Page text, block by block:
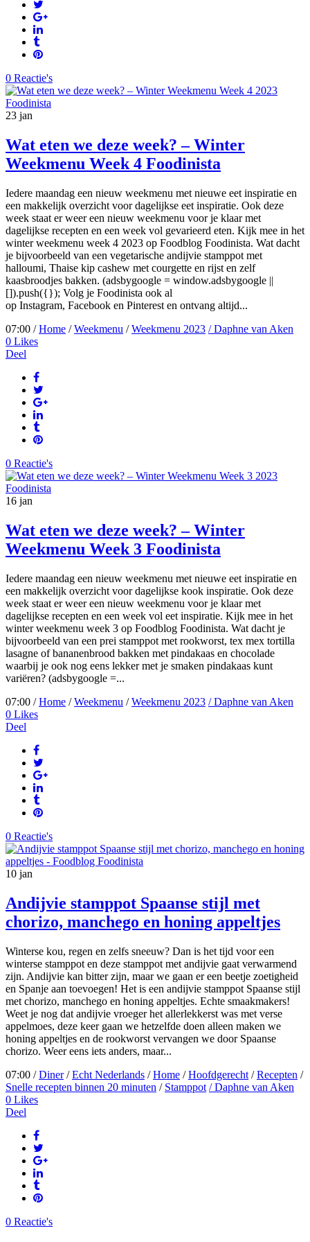
0 Reactie's
23 jan
Wat eten we deze week? – Winter
Weekmenu Week 4 Foodinista
Iedere maandag een nieuw weekmenu met nieuwe eet inspiratie en
een makkelijk overzicht voor dagelijkse eet inspiratie. Ook deze
week staat er weer een nieuw weekmenu voor je klaar met
dagelijkse recepten en een week vol gevarieerd eten. Kijk mee in het
winter weekmenu week 4 2023 op Foodblog Foodinista. Wat dacht
je bijvoorbeeld van een vegetarische andijvie stamppot met
halloumi, Thaise kip cashew met courgette en rijst en zelf
kaasbroodjes bakken. (adsbygoogle = window.adsbygoogle ||
[]).push({}); Volg je Foodinista ook al
op Instagram, Facebook en Pinterest en ontvang altijd...
07:00 /Home /Weekmenu /Weekmenu 2023 / Daphne van Aken
0 Likes
Deel
0 Reactie's
16 jan
Wat eten we deze week? – Winter
Weekmenu Week 3 Foodinista
Iedere maandag een nieuw weekmenu met nieuwe eet inspiratie en
een makkelijk overzicht voor dagelijkse kook inspiratie. Ook deze
week staat er weer een nieuw weekmenu voor je klaar met
dagelijkse recepten en een week vol eet inspiratie. Kijk mee in het
winter weekmenu week 3 op Foodblog Foodinista. Wat dacht je
bijvoorbeeld van een prei stamppot met rookworst, tex mex tortilla
lasagne of bananenbrood bakken met pindakaas en chocolade
waarbij je ook nog eens lekker met je smaken pindakaas kunt
variëren? (adsbygoogle =...
07:00 /Home /Weekmenu /Weekmenu 2023 / Daphne van Aken
0 Likes
Deel
0 Reactie's
10 jan
Andijvie stamppot Spaanse stijl met
chorizo, manchego en honing appeltjes
Winterse kou, regen en zelfs sneeuw? Dan is het tijd voor een
winterse stamppot en deze stamppot met andijvie gaat verwarmend
zijn. Andijvie kan bitter zijn, maar we gaan er een beetje zoetigheid
en Spanje aan toevoegen! Het is een andijvie stamppot Spaanse stijl
met chorizo, manchego en honing appeltjes. Echte smaakmakers!
Weet je nog dat andijvie vroeger het allerlekkerst was met verse
appelmoes, deze keer gaan we hetzelfde doen alleen maken we
honing appeltjes en de rookworst vervangen we door Spaanse
chorizo. Weer eens iets anders, maar...
07:00 /Diner/Echt Nederlands /Home /Hoofdgerecht /Recepten /
Snelle recepten binnen 20 minuten / Stamppot / Daphne van Aken
0 Likes
Deel
0 Reactie's